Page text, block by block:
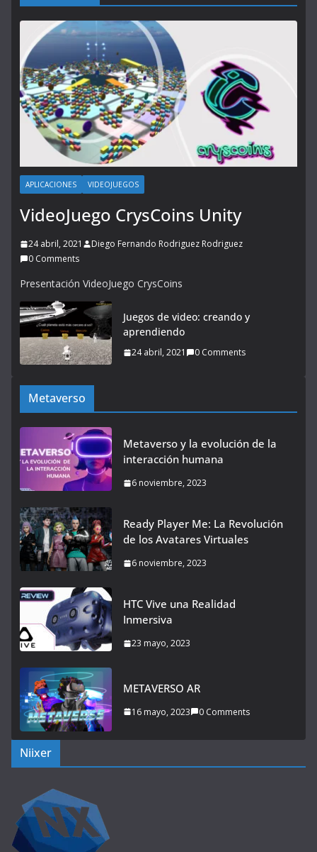
APLICACIONES VIDEOJUEGOS
VideoJuego CrysCoins Unity
24 abril, 2021
Diego Fernando Rodriguez Rodriguez
0 Comments
Presentación VideoJuego CrysCoins
Juegos de video: creando y
aprendiendo
24 abril, 2021 0 Comments
Metaverso
Metaverso y la evolución de la
interacción humana
6 noviembre, 2023
Ready Player Me: La Revolución
de los Avatares Virtuales
6 noviembre, 2023
HTC Vive una Realidad
Inmersiva
23 mayo, 2023
METAVERSO AR
16 mayo, 2023 0 Comments
Niixer